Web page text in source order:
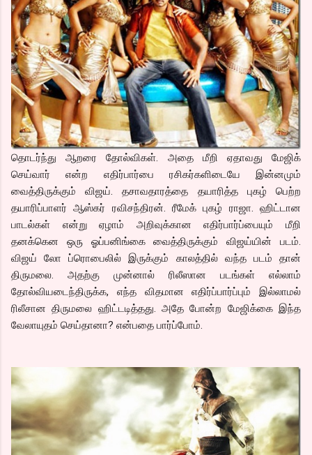
தொடர்ந்து ஆறரை தோல்விகள். அதை மீறி ஏதாவது மேஜிக்
செய்வார் என்ற எதிர்பார்பை ரசிகர்களிடையே இன்னமும்
வைத்திருக்கும் விஜய். தசாவதாரத்தை தயாரித்த புகழ் பெற்ற
தயாரிப்பாளர் ஆஸ்கர் ரவிசந்திரன். ரீமேக் புகழ் ராஜா. ஹிட்டான
பாடல்கள் என்று ஏழாம் அறிவுக்கான எதிர்பார்ப்பையும் மீறி
தனக்கென ஒரு ஓப்பனிங்கை வைத்திருக்கும் விஜய்யின் படம்.
விஜய் லோ ப்ரொபைலில் இருக்கும் காலத்தில் வந்த படம் தான்
திருமலை. அதற்கு முன்னால் ரிலீஸான படங்கள் எல்லாம்
தோல்வியடைந்திருக்க, எந்த விதமான எதிர்ப்பார்ப்பும் இல்லாமல்
ரிலீசான திருமலை ஹிட்டடித்தது. அதே போன்ற மேஜிக்கை இந்த
வேலாயுதம் செய்தானா? என்பதை பார்ப்போம்.